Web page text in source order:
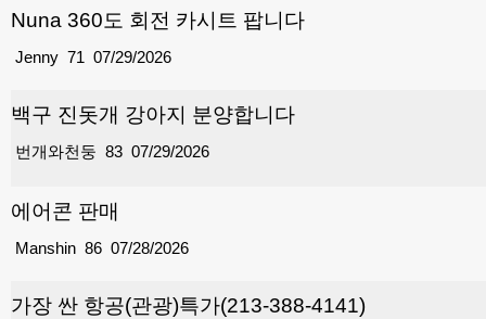
Nuna 360도 회전 카시트 팝니다
71
Jenny 07/29/2026
백구 진돗개 강아지 분양합니다
83
번개와천둥 07/29/2026
에어콘 판매
86
Manshin 07/28/2026
가장 싼 항공(관광)특가(213-388-4141)